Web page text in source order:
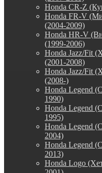
Honda CR-Z
Honda FR-V
(2004-2009)
Honda HR-V
(1999-2006)
Honda Jazz/Fit
(2001-2008)
Honda Jazz/Fit
(2008-)
Honda Legend
1990)
Honda Legend
1995)
Honda Legend
2004)
Honda Legend
2013)
Honda Logo